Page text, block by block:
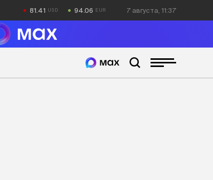
81.41 94.06 7 августа, 11:37